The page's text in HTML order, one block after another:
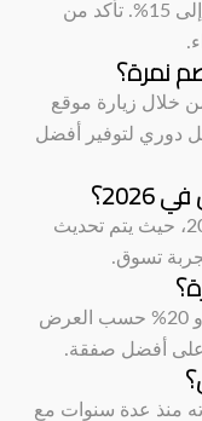
خصملي والذي يقدم لك خصماً يصل إلى 15%. تأكد من
نمرة؟
خلال زيارة موقع
دوري لتوفير أفضل
نعم، كوبونات نمرة فعالة الآن في 2026، حيث يتم تحديث
تسوق.
نسب الخصم في نمرة تتراوح بين 10% و 20% حسب العرض
على أفضل صفقة.
منذ عدة سنوات مع